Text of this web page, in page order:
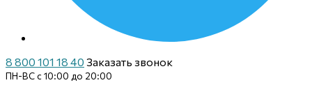
8 800 101 18 40 Заказать звонок
ПН-ВС с 10:00 до 20:00